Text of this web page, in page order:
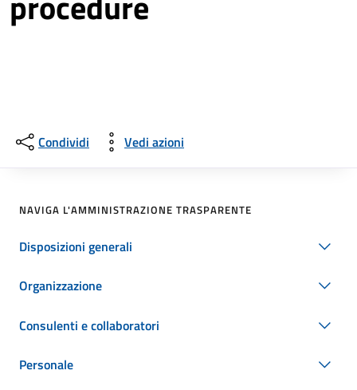
Condividi Vedi azioni
NAVIGA L'AMMINISTRAZIONE TRASPARENTE
Disposizioni generali
Organizzazione
Consulenti e collaboratori
Personale